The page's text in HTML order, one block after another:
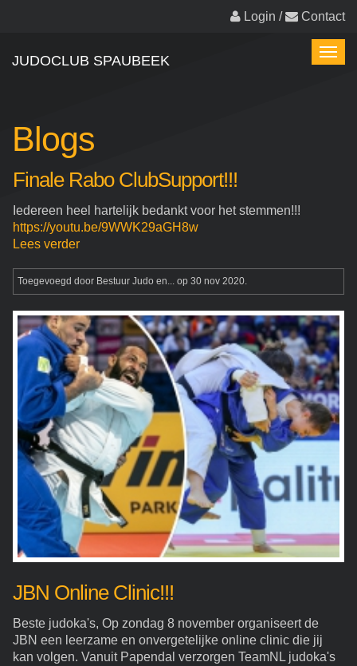
Login / Contact
JUDOCLUB SPAUBEEK
Toggle
Blogs
Finale Rabo ClubSupport!!!
Iedereen heel hartelijk bedankt voor het stemmen!!!
https://youtu.be/9WWK29aGH8w
Lees verder
Toegevoegd door Bestuur Judo en... op 30 nov 2020.
JBN Online Clinic!!!
Beste judoka's, Op zondag 8 november organiseert de
JBN een leerzame en onvergetelijke online clinic die jij
kan volgen. Vanuit Papendal verzorgen TeamNL judoka's